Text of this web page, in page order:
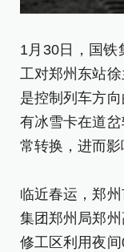
1月30日，国铁
工对郑州东站
是控制列车方
有冰雪卡在道
常转换，进而影
临近春运，郑
集团郑州局郑
修工区利用夜间